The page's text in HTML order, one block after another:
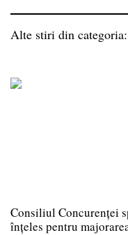
Alte stiri din categoria:
Consiliul Concurenței
înțeles pentru